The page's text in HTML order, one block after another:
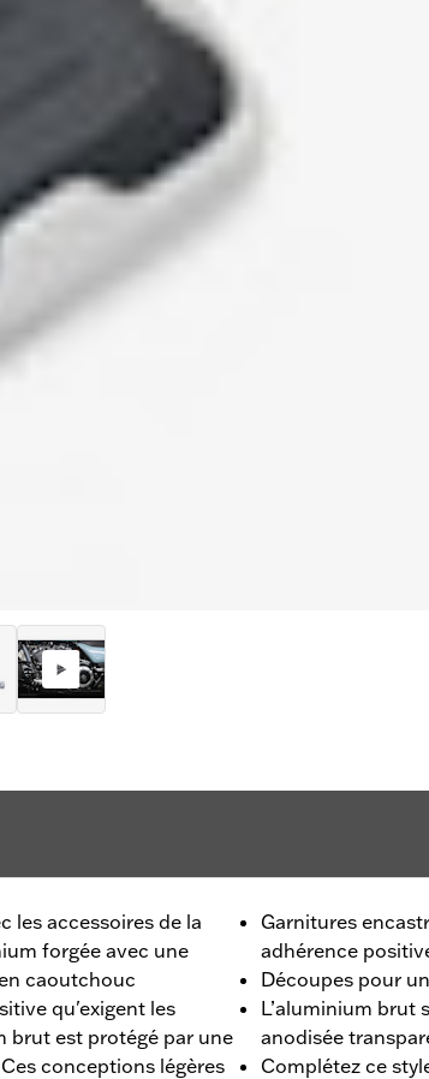
les accessoires de la
forgée avec une
caoutchouc
qu'exigent les
brut est protégé par une
conceptions légères
Garnitures
adhérence
Découpes pour
L’aluminium brut
anodisée
Complétez ce